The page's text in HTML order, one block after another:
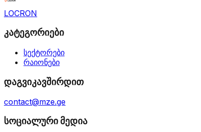
LOCRON
კატეგორიები
სექტორები
რაიონები
დაგვიკავშირდით
contact@mze.ge
სოციალური მედია